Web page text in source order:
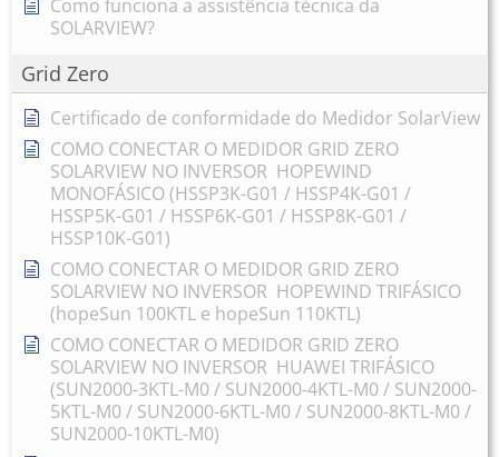
Como funciona a assistência técnica da
SOLARVIEW?
Grid Zero
Certificado de conformidade do Medidor SolarView
COMO CONECTAR O MEDIDOR GRID ZERO
SOLARVIEW NO INVERSOR HOPEWIND
MONOFÁSICO (HSSP3K-G01 / HSSP4K-G01 /
HSSP5K-G01 / HSSP6K-G01 / HSSP8K-G01 /
HSSP10K-G01)
COMO CONECTAR O MEDIDOR GRID ZERO
SOLARVIEW NO INVERSOR HOPEWIND TRIFÁSICO
(hopeSun 100KTL e hopeSun 110KTL)
COMO CONECTAR O MEDIDOR GRID ZERO
SOLARVIEW NO INVERSOR HUAWEI TRIFÁSICO
(SUN2000-3KTL-M0 / SUN2000-4KTL-M0 / SUN2000-
5KTL-M0 / SUN2000-6KTL-M0 / SUN2000-8KTL-M0 /
SUN2000-10KTL-M0)